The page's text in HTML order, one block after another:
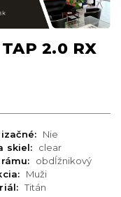
2.0 RX
Nie
skiel:
clear
obdĺžnikový
Muži
Titán